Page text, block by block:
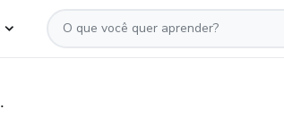
Mãe Fit